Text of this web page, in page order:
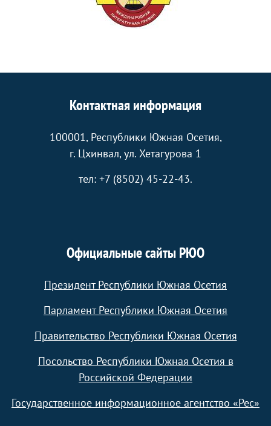
Контактная информация
100001, Республики Южная Осетия,
г. Цхинвал, ул. Хетагурова 1
тел: +7 (8502) 45-22-43.
Официальные сайты РЮО
Президент Республики Южная Осетия
Парламент Республики Южная Осетия
Правительство Республики Южная Осетия
Посольство Республики Южная Осетия в
Российской Федерации
Государственное информационное агентство «Рес»